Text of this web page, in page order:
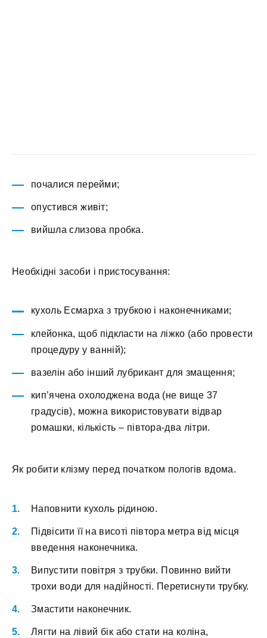
почалися перейми;
опустився живіт;
вийшла слизова пробка.
Необхідні засоби і пристосування:
кухоль Есмарха з трубкою і наконечниками;
клейонка, щоб підкласти на ліжко (або провести
процедуру у ванній);
вазелін або інший лубрикант для змащення;
кип’ячена охолоджена вода (не вище 37
градусів), можна використовувати відвар
ромашки, кількість – півтора-два літри.
Як робити клізму перед початком пологів вдома.
Наповнити кухоль рідиною.
Підвісити її на висоті півтора метра від місця
введення наконечника.
Випустити повітря з трубки. Повинно вийти
трохи води для надійності. Перетиснути трубку.
Змастити наконечник.
Лягти на лівий бік або стати на коліна,